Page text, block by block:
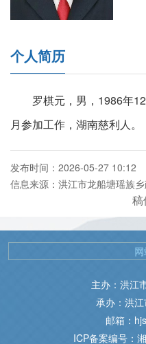
个人简历
罗棋元，男，1986年
月参加工作，湖南慈利人。
发布时间：2026-05-27 10:12
信息来源：洪江市龙船塘瑶族
稿
主办：洪江
承办：洪
邮箱：
ICP备案编号：